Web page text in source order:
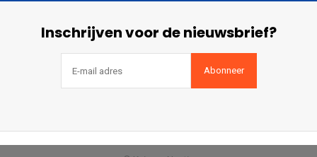
Inschrijven voor de nieuwsbrief?
Abonneer